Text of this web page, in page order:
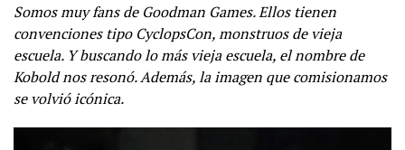
Somos muy fans de Goodman Games. Ellos tienen
convenciones tipo CyclopsCon, monstruos de vieja
escuela. Y buscando lo más vieja escuela, el nombre de
Kobold nos resonó. Además, la imagen que comisionamos
se volvió icónica.